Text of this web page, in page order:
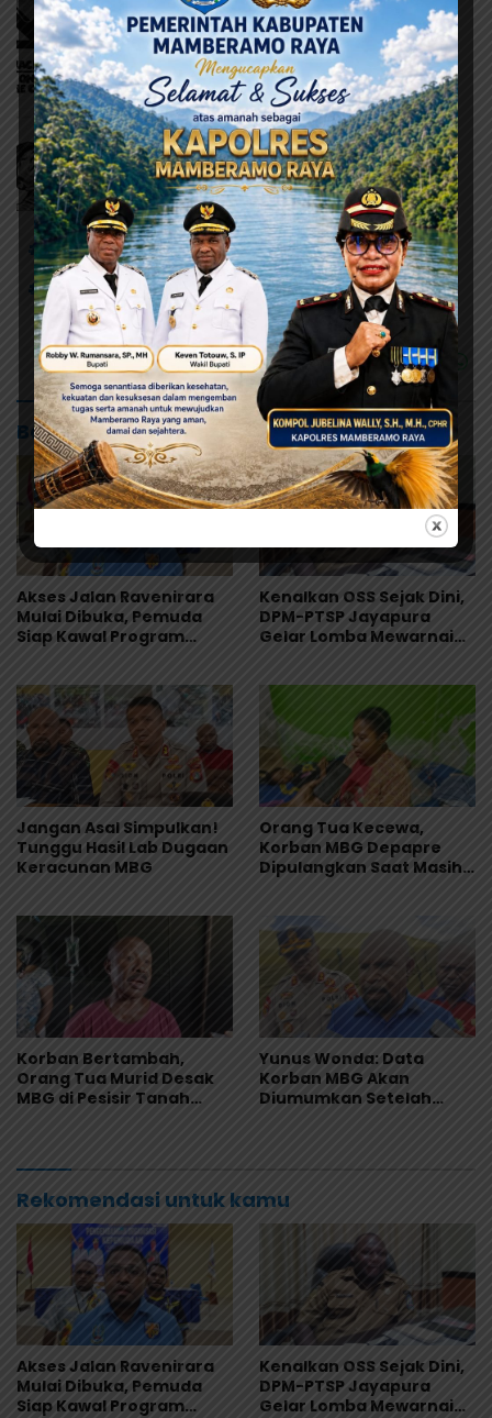
# KPU Kabupaten Jayapura
# Pemkab Jayapura
# Pj Bupati Jayapura
Baca Juga
Akses Jalan Ravenirara
Mulai Dibuka, Pemuda
Siap Kawal Program
Kenalkan OSS Sejak Dini,
DPM-PTSP Jayapura
Gelar Lomba Mewarnai
Jangan Asal Simpulkan!
Tunggu Hasil Lab Dugaan
Keracunan MBG
Orang Tua Kecewa,
Korban MBG Depapre
Dipulangkan Saat Masih
Korban Bertambah,
Orang Tua Murid Desak
MBG di Pesisir Tanah
Yunus Wonda: Data
Korban MBG Akan
Diumumkan Setelah
Rekomendasi untuk kamu
Akses Jalan Ravenirara
Mulai Dibuka, Pemuda
Siap Kawal Program
Kenalkan OSS Sejak Dini,
DPM-PTSP Jayapura
Gelar Lomba Mewarnai